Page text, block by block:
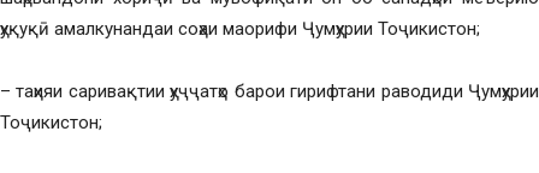
ҳуқуқӣ амалкунандаи соҳаи маорифи Ҷумҳурии Тоҷикистон;
– таҳияи саривақтии ҳуҷҷатҳо барои гирифтани раводиди Ҷумҳурии
Тоҷикистон;